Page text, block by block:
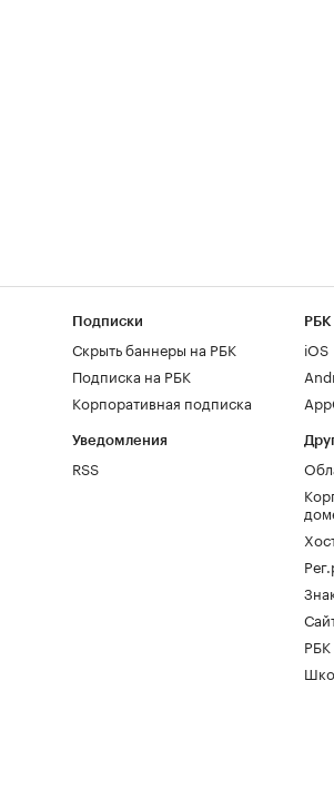
Подписки
Скрыть баннеры на РБК
Подписка на РБК
Корпоративная подписка
Уведомления
RSS
РБК
iOS